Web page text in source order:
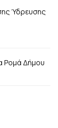
Ύδρευσης
Ρομά Δήμου